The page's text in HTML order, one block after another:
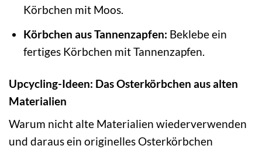
Körbchen mit Moos.
Körbchen aus Tannenzapfen: Beklebe ein
fertiges Körbchen mit Tannenzapfen.
Upcycling-Ideen: Das Osterkörbchen aus alten
Materialien
Warum nicht alte Materialien wiederverwenden
und daraus ein originelles Osterkörbchen